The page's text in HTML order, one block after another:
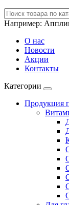
Например:
О нас
Новости
Акции
Контакты
Категории
Продукция